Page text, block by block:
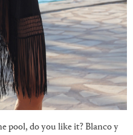
pool, do you like it? Blanco y